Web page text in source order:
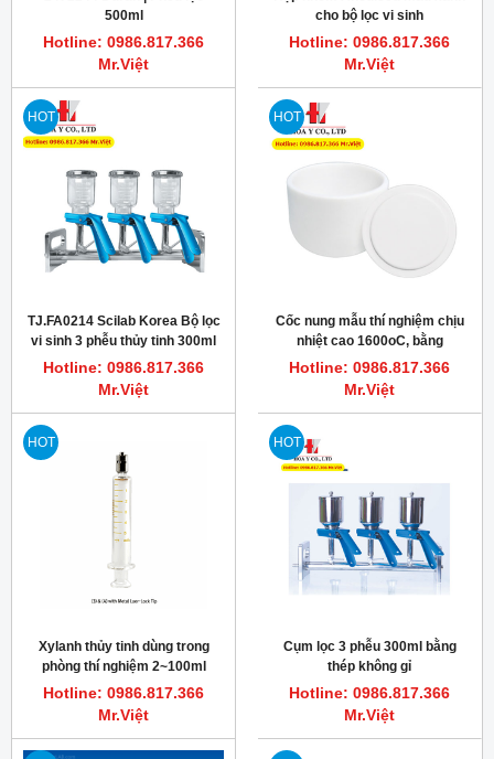
500ml
Hotline: 0986.817.366
Mr.Việt
cho bộ lọc vi sinh
Hotline: 0986.817.366
Mr.Việt
HOT
TJ.FA0214 Scilab Korea Bộ lọc
vi sinh 3 phễu thủy tinh 300ml
Hotline: 0986.817.366
Mr.Việt
HOT
Cốc nung mẫu thí nghiệm chịu
nhiệt cao 1600oC, bằng
Alumina
Hotline: 0986.817.366
Mr.Việt
HOT
Xylanh thủy tinh dùng trong
phòng thí nghiệm 2~100ml
TRUTH
Hotline: 0986.817.366
Mr.Việt
HOT
Cụm lọc 3 phễu 300ml bằng
thép không gỉ
Hotline: 0986.817.366
Mr.Việt